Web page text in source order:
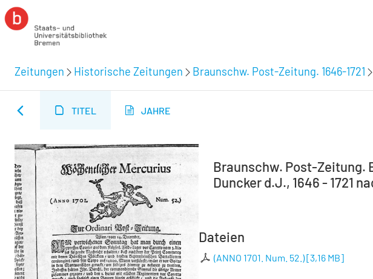
Zeitungen Historische Zeitungen Braunschw. Post-Zeitung. 1646-1721
TITEL JAHRE
Braunschw. Post-Zeitung.
Duncker d.J., 1646 - 1721
Dateien
(ANNO 1701. Num. 52.)[3,16 MB]